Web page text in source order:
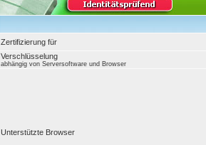
Zertifizierung für
Verschlüsselung
abhängig von Serversoftware und Browser
Unterstützte Browser